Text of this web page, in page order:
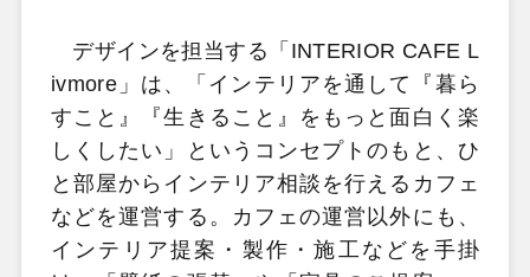
デザインを担当する「INTERIOR CAFE L
ivmore」は、「インテリアを通して『暮ら
すこと』『生きること』をもっと面白く楽
しくしたい」というコンセプトのもと、ひ
と部屋からインテリア相談を行えるカフェ
などを運営する。カフェの運営以外にも、
インテリア提案・製作・施工などを手掛